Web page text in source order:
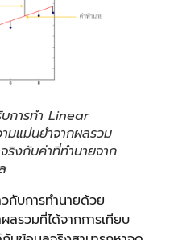
การทำ Linear
มแม่นยำจากผลรวม
ริงกับค่าที่ทำนายจาก
กับการทำนายด้วย
รวมที่ได้จากการเทียบ